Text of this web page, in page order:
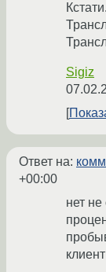
Sigiz
Ответ на:
+00:00
нет